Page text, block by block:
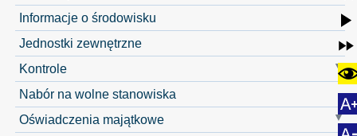
Informacje o środowisku
Jednostki zewnętrzne
Kontrole
Nabór na wolne stanowiska
Oświadczenia majątkowe